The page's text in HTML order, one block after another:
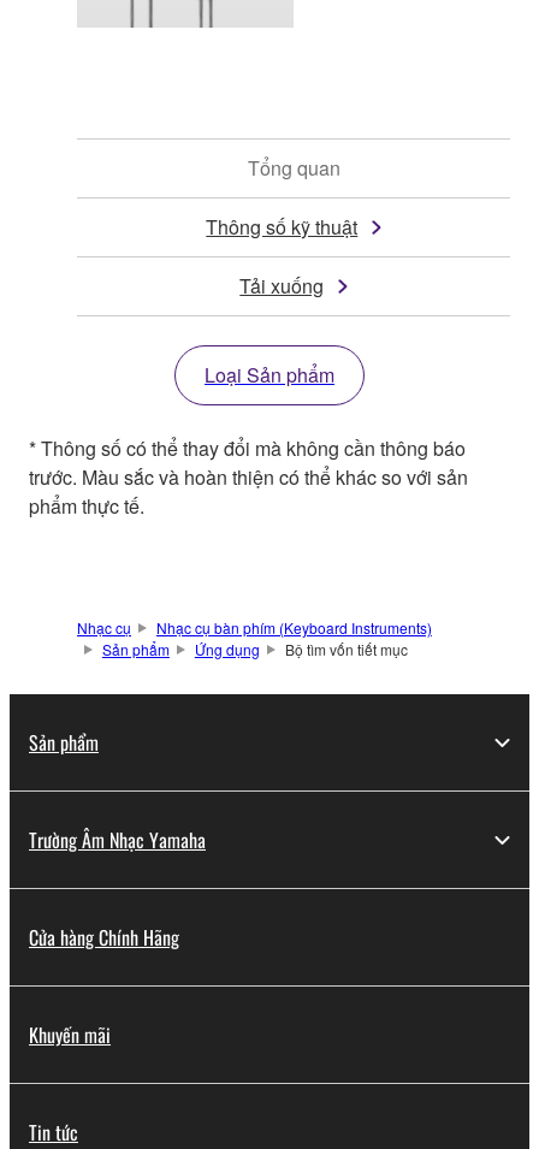
Tổng quan
Thông số kỹ thuật
Tải xuống
Loại Sản phẩm
* Thông số có thể thay đổi mà không cần thông báo
trước. Màu sắc và hoàn thiện có thể khác so với sản
phẩm thực tế.
Nhạc cụ
Nhạc cụ bàn phím (Keyboard Instruments)
Sản phẩm
Ứng dụng Bộ tìm vốn tiết mục
Sản phẩm
Trường Âm Nhạc Yamaha
Cửa hàng Chính Hãng
Khuyến mãi
Tin tức